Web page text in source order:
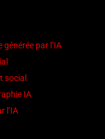
par l’IA
social
IA
l’IA